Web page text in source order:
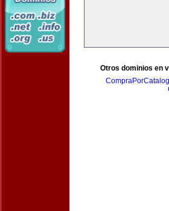
Otros dominios en